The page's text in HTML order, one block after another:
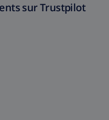
sur Trustpilot